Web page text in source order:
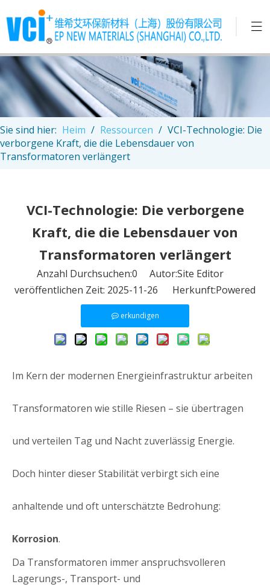
Sie sind hier: Heim / Ressourcen / VCI-Technologie: Die
verborgene Kraft, die die Lebensdauer von
Transformatoren verlängert
VCI-Technologie: Die verborgene
Kraft, die die Lebensdauer von
Transformatoren verlängert
Anzahl Durchsuchen:0 Autor:Site Editor
veröffentlichen Zeit: 2025-11-26 Herkunft:Powered
erkundigen
Im Kern der modernen Energieinfrastruktur arbeiten
Transformatoren wie stille Riesen – sie übertragen
und verteilen Tag und Nacht zuverlässig Energie.
Doch hinter dieser Stabilität verbirgt sich eine
anhaltende und oft unterschätzte Bedrohung:
Korrosion.
Da Transformatoren immer anspruchsvolleren
Lagerungs-, Transport- und